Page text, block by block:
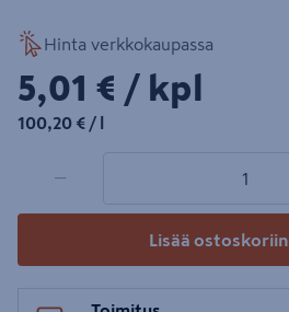
Hinta verkkokaupassa
5,01€/kpl
5,01 € / kpl
100,20€/l
100,20 € / l
−
Lisää ostoskoriin